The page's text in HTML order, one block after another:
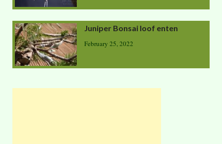
Juniper Bonsai loof enten
February 25, 2022